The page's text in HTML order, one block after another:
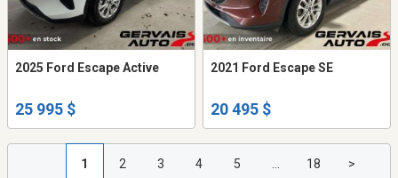
2025 Ford Escape Active
25 995 $
2021 Ford Escape SE
20 495 $
1 2 3 4 5 18 >